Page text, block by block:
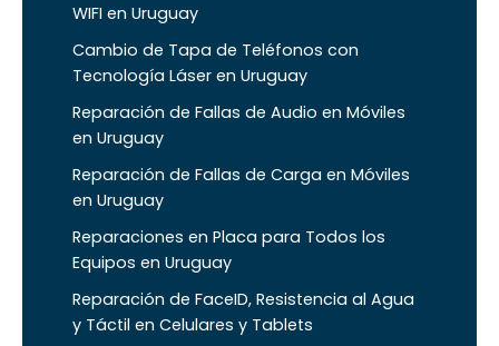
WIFI en Uruguay
Cambio de Tapa de Teléfonos con
Tecnología Láser en Uruguay
Reparación de Fallas de Audio en Móviles
en Uruguay
Reparación de Fallas de Carga en Móviles
en Uruguay
Reparaciones en Placa para Todos los
Equipos en Uruguay
Reparación de FaceID, Resistencia al Agua
y Táctil en Celulares y Tablets